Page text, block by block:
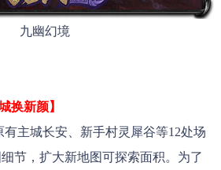
九幽幻境
换新颜】
主城长安、新手村灵犀谷等12处场
节，扩大新地图可探索面积。为了